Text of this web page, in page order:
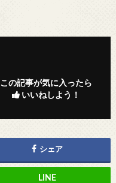
この記事が気に入ったら
いいねしよう！
シェア